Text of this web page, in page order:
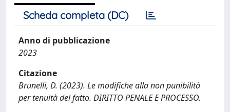
Scheda completa (DC)
Anno di pubblicazione
2023
Citazione
Brunelli, D. (2023). Le modifiche alla non punibilità
per tenuità del fatto. DIRITTO PENALE E PROCESSO.